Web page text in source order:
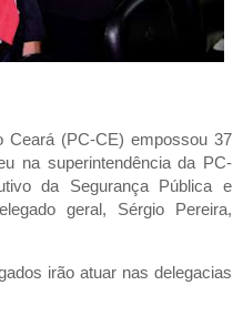
Ceará (PC-CE) empossou 37
na superintendência da PC-
da Segurança Pública e
geral, Sérgio Pereira,
irão atuar nas delegacias